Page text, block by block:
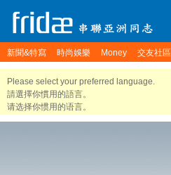
新聞&特寫 時尚娛樂 Money 交友社區
Please select your preferred language.
請選擇你慣用的語言。
请选择你惯用的语言。